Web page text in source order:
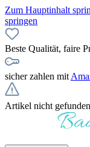
Zum Hauptinhalt
springen
Beste Qualität, faire
sicher zahlen mit
Artikel nicht